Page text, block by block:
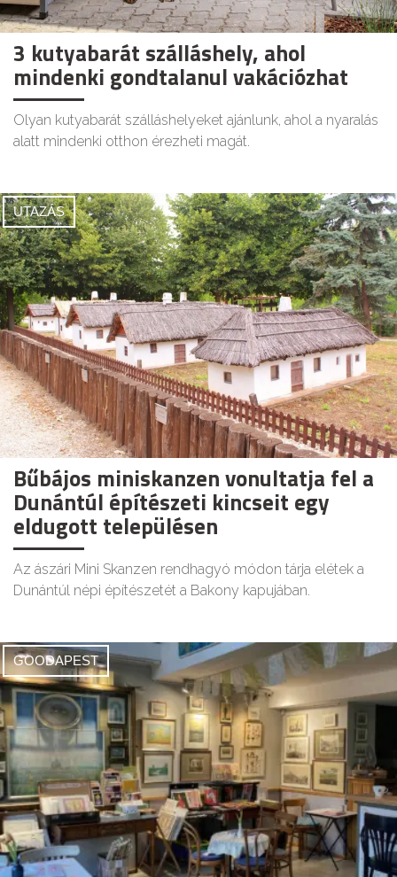
3 kutyabarát szálláshely, ahol
mindenki gondtalanul vakációzhat
Olyan kutyabarát szálláshelyeket ajánlunk, ahol a nyaralás
alatt mindenki otthon érezheti magát.
UTAZÁS
Bűbájos miniskanzen vonultatja fel a
Dunántúl építészeti kincseit egy
eldugott településen
Az ászári Mini Skanzen rendhagyó módon tárja elétek a
Dunántúl népi építészetét a Bakony kapujában.
GOODAPEST